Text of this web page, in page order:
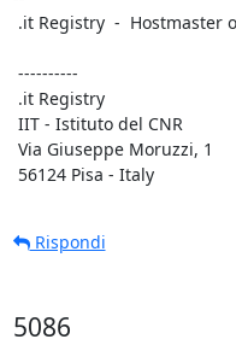
56124 Pisa - Italy
Rispondi
5086